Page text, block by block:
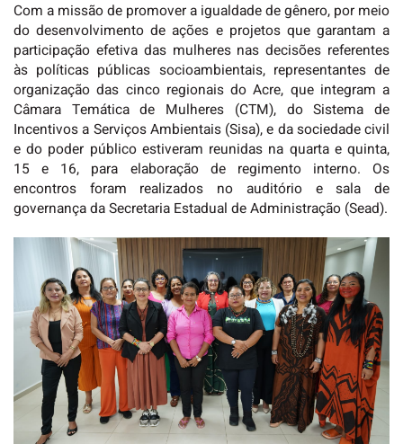
Com a missão de promover a igualdade de gênero, por meio
do desenvolvimento de ações e projetos que garantam a
participação efetiva das mulheres nas decisões referentes
às políticas públicas socioambientais, representantes de
organização das cinco regionais do Acre, que integram a
Câmara Temática de Mulheres (CTM), do Sistema de
Incentivos a Serviços Ambientais (Sisa), e da sociedade civil
e do poder público estiveram reunidas na quarta e quinta,
15 e 16, para elaboração de regimento interno. Os
encontros foram realizados no auditório e sala de
governança da Secretaria Estadual de Administração (Sead).